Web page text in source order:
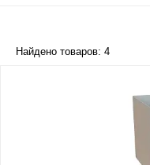
Найдено товаров: 4